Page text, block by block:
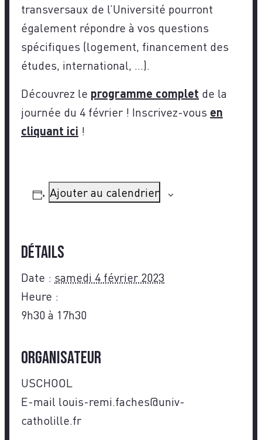
transversaux de l’Université pourront
également répondre à vos questions
spécifiques (logement, financement des
études, international, …).
Découvrez le programme complet de la
journée du 4 février ! Inscrivez-vous en
cliquant ici !
Ajouter au calendrier
Détails
Date : samedi 4 février 2023
Heure :
9h30 à 17h30
Organisateur
USCHOOL
E-mail louis-remi.faches@univ-
catholille.fr